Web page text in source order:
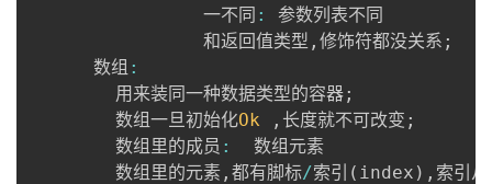
      			一不同
:
参数列表不同
      			和返回值类型
, 修饰符都没关系 ;
      数组
:
      	用来装同一种数据类型的容器
;
      	数组一旦初始化
Ok , 长度就不可改变 ;
      	数组里的成员
:
  数组元素
      	数组里的元素
, 都有脚标/索引 ( index ) , 索引从